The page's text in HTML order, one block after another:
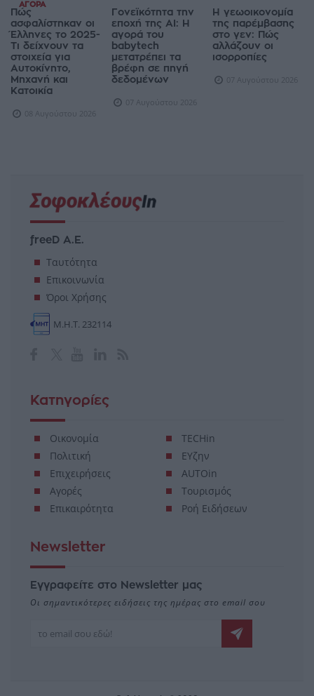
ΑΓΟΡΆ
Πώς
ασφαλίστηκαν οι
Έλληνες το 2025-
Τι δείχνουν τα
στοιχεία για
Αυτοκίνητο,
Μηχανή και
Κατοικία
08 Αυγούστου 2026
Γονεϊκότητα την
εποχή της AI: Η
αγορά του
babytech
μετατρέπει τα
βρέφη σε πηγή
δεδομένων
07 Αυγούστου 2026
Η γεωοικονομία
της παρέμβασης
στο γεν: Πώς
αλλάζουν οι
ισορροπίες
07 Αυγούστου 2026